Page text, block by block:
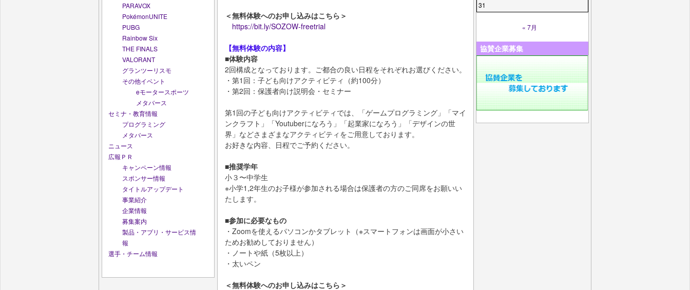
PARAVOX
PokémonUNITE
PUBG
Rainbow Six
THE FINALS
VALORANT
グランツーリスモ
その他イベント
eモータースポーツ
メタバース
セミナ・教育情報
プログラミング
メタバース
ニュース
広報ＰＲ
キャンペーン情報
スポンサー情報
タイトルアップデート
事業紹介
企業情報
募集案内
製品・アプリ・サービス情
報
選手・チーム情報
＜無料体験へのお申し込みはこちら＞
https://bit.ly/SOZOW-freetrial
【無料体験の内容】
■体験内容
2回構成となっております。ご都合の良い日程をそれぞれお選びください。
・第1回：子ども向けアクティビティ（約100分）
・第2回：保護者向け説明会・セミナー
第1回の子ども向けアクティビティでは、「ゲームプログラミング」「マイ
ンクラフト」「Youtuberになろう」「起業家になろう」「デザインの世
界」などさまざまなアクティビティをご用意しております。
お好きな内容、日程でご予約ください。
■推奨学年
小３〜中学生
※小学1,2年生のお子様が参加される場合は保護者の方のご同席をお願いい
たします。
■参加に必要なもの
・Zoomを使えるパソコンかタブレット（※スマートフォンは画面が小さい
ためお勧めしておりません）
・ノートや紙（5枚以上）
・太いペン
＜無料体験へのお申し込みはこちら＞
31
« 7月
協賛企業募集